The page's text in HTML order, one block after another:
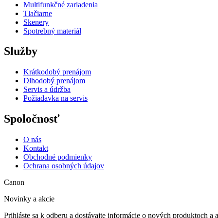
Multifunkčné zariadenia
Tlačiarne
Skenery
Spotrebný materiál
Služby
Krátkodobý prenájom
Dlhodobý prenájom
Servis a údržba
Požiadavka na servis
Spoločnosť
O nás
Kontakt
Obchodné podmienky
Ochrana osobných údajov
Canon
Novinky a akcie
Prihláste sa k odberu a dostávajte informácie o nových produktoch a